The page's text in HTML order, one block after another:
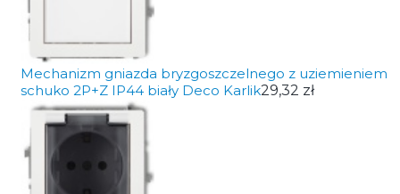
Mechanizm gniazda bryzgoszczelnego z uziemieniem
schuko 2P+Z IP44 biały Deco Karlik29,32 zł